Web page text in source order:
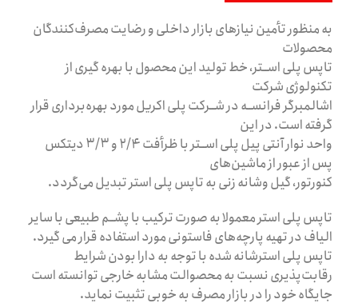
به منظور تأمین نیاز‌های بازار داخلی و رضایت مصرف‌کنندگان
محصولات
تاپس پلی اســتر، خط تولید این محصول با بهره گیری از
تکنولوژی شرکت
اشالمبرگر فرانســه در شــرکت پلی اکریل مورد بهره‌برداری قرار
گرفته است. در این
واحد نوار آنتی پیل پلی اســتر با ظرأفت ۲/۴ و ۳/۳ دیتکس
پس از عبور از ماشین‌های
کنورتور، گیل و‌شانه زنی به تاپس پلی استر تبدیل می‌گردد.
تاپس پلی استر معمولا به صورت ترکیب با پشــم طبیعی با سایر
الیاف در تهیه پارچه‌های فاستونی مورد استفاده قرار می گیرد.
تاپس پلی استر‌شانه شده با توجه به دارا بودن شرایط
رقابت‌پذیری نسبت به محصوالت مشابه خارجی توانسته است
جایگاه خود را در بازار مصرف به خوبی تثبیت نماید.